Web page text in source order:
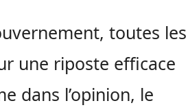
toutes les
une riposte efficace
dans l’opinion, le